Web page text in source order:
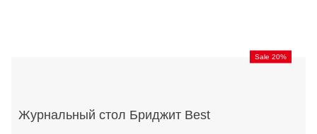
Sale 20%
Журнальный стол Бриджит Best